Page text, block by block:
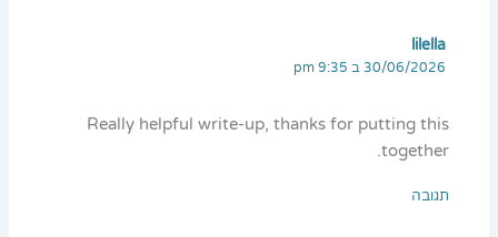
lilella
30/06/2026 ב 9:35 pm
Really helpful write-up, thanks for putting this
together.
תגובה